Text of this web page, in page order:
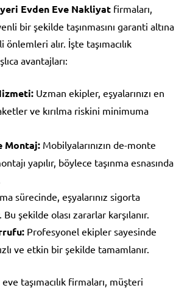
Evden Eve Nakliyat firmaları,
bir şekilde taşınmasını garanti altına
alır. İşte taşımacılık
avantajları:
Uzman ekipler, eşyalarınızı en
ve kırılma riskini minimuma
Montaj: Mobilyalarınızın de-monte
yapılır, böylece taşınma esnasında
sürecinde, eşyalarınız sigorta
şekilde olası zararlar karşılanır.
Profesyonel ekipler sayesinde
ve etkin bir şekilde tamamlanır.
taşımacılık firmaları, müşteri